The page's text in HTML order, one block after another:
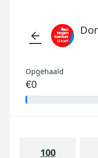
arrow_back
Opgehaald
€0
100